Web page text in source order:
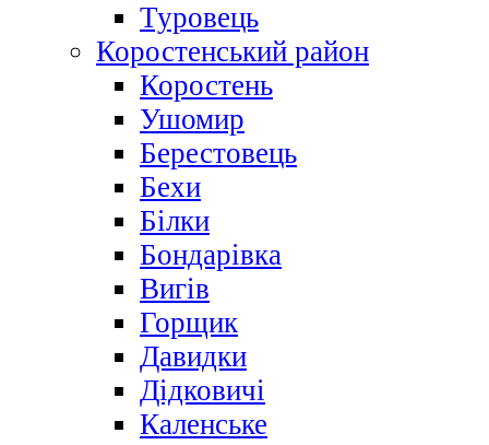
Туровець
Коростенський район
Коростень
Ушомир
Берестовець
Бехи
Білки
Бондарівка
Вигів
Горщик
Давидки
Дідковичі
Каленське